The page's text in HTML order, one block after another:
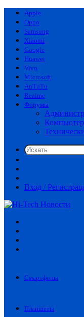
Apple
Oppo
Samsung
Xiaomi
Google
Huawei
Vivo
Microsoft
AnTuTu
Realme
Форумы
статья
Вход /
Смартфоны
Планшеты